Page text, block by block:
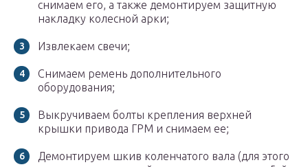
снимаем его, а также демонтируем защитную
накладку колесной арки;
Извлекаем свечи;
Снимаем ремень дополнительного
оборудования;
Выкручиваем болты крепления верхней
крышки привода ГРМ и снимаем ее;
Демонтируем шкив коленчатого вала (для этого